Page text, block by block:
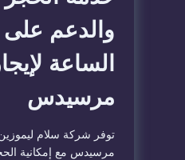
والدعم على
الساعة
مرسيدس
توفر شركة سلام
مرسيدس مع إمكانية